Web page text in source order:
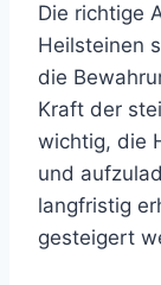
Die richtige
Heilsteinen
die
Kraft der
wichtig, die
und
langfristig
gesteigert